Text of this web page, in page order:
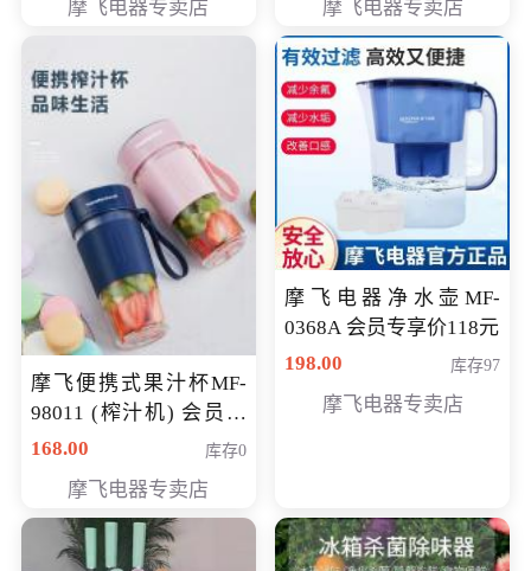
摩飞电器专卖店 摩飞电器专卖店
摩飞便携式果汁杯MF-
98011 (榨汁机) 会员专
享价138元
168.00 库存0
摩飞电器专卖店
摩飞电器净水壶MF-
0368A 会员专享价118元
198.00
库存97
摩飞电器专卖店